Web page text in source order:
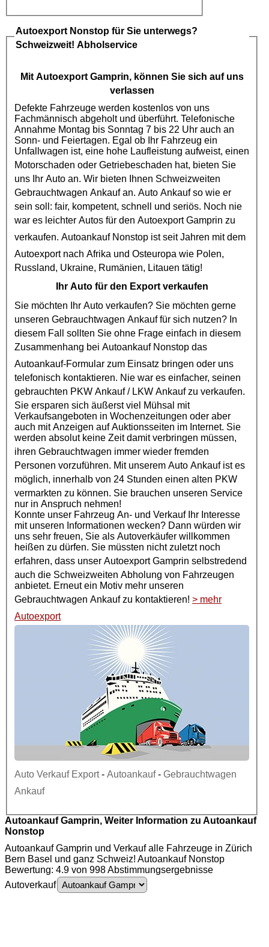
Autoexport Nonstop für Sie unterwegs?
Schweizweit! Abholservice
Mit AutoexportGamprin, können Sie sich auf uns
verlassen
Defekte Fahrzeuge werden kostenlos von uns
Fachmännisch abgeholt und überführt. Telefonische
Annahme Montag bis Sonntag 7 bis 22 Uhr auch an
Sonn- und Feiertagen. Egal ob Ihr Fahrzeug ein
Unfallwagen ist, eine hohe Laufleistung aufweist, einen
Motorschaden oder Getriebeschaden hat, bieten Sie
uns Ihr Auto an. Wir bieten Ihnen Schweizweiten
Gebrauchtwagen Ankaufan. Auto Ankauf so wie er
sein soll: fair, kompetent, schnell und seriös. Noch nie
war es leichter Autos für den AutoexportGamprin zu
verkaufen. AutoankaufNonstop ist seit Jahren mit dem
Autoexportnach Afrika und Osteuropa wie Polen,
Russland, Ukraine, Rumänien, Litauen tätig!
Ihr Auto für den Export verkaufen
Sie möchten Ihr Auto verkaufen? Sie möchten gerne
unseren Gebrauchtwagen Ankauffür sich nutzen? In
diesem Fall sollten Sie ohne Frage einfach in diesem
Zusammenhang bei AutoankaufNonstop das
Autoankauf-Formular zum Einsatz bringen oder uns
telefonisch kontaktieren. Nie war es einfacher, seinen
gebrauchten PKW Ankauf/ LKW Ankaufzu verkaufen.
Sie ersparen sich äußerst viel Mühsal mit
Verkaufsangeboten in Wochenzeitungen oder aber
auch mit Anzeigen auf Auktionsseiten im Internet. Sie
werden absolut keine Zeit damit verbringen müssen,
ihren Gebrauchtwagen immer wieder fremden
Personen vorzuführen. Mit unserem Auto Ankauf ist es
möglich, innerhalb von 24 Stunden einen alten PKW
vermarkten zu können. Sie brauchen unseren Service
nur in Anspruch nehmen!
Konnte unser Fahrzeug An- und Verkauf Ihr Interesse
mit unseren Informationen wecken? Dann würden wir
uns sehr freuen, Sie als Autoverkäufer willkommen
heißen zu dürfen. Sie müssten nicht zuletzt noch
erfahren, dass unser AutoexportGamprin selbstredend
auch die Schweizweiten Abholung von Fahrzeugen
anbietet. Erneut ein Motiv mehr unseren
Gebrauchtwagen Ankaufzu kontaktieren! > mehr
Autoexport
Auto Verkauf Export- Autoankauf- Gebrauchtwagen
Ankauf
Autoankauf Gamprin, Weiter Information zu Autoankauf
Nonstop
Autoankauf Gamprin und Verkauf alle Fahrzeuge in Zürich
Bern Basel und ganz Schweiz! Autoankauf Nonstop
Bewertung: 4.9 von 998 Abstimmungsergebnisse
Autoverkauf